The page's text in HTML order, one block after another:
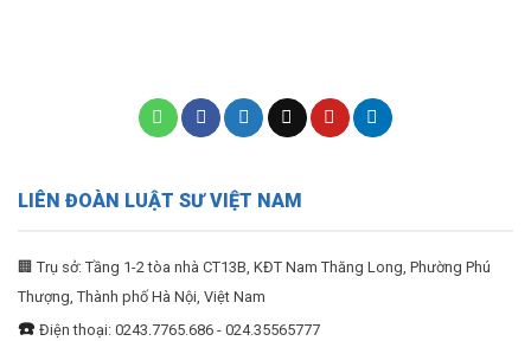
LIÊN ĐOÀN LUẬT SƯ VIỆT NAM
🏢 Trụ sở: Tầng 1-2 tòa nhà CT13B, KĐT Nam Thăng Long, Phường Phú
Thượng, Thành phố Hà Nội, Việt Nam
☎️ Điện thoại: 0243.7765.686 - 024.35565777